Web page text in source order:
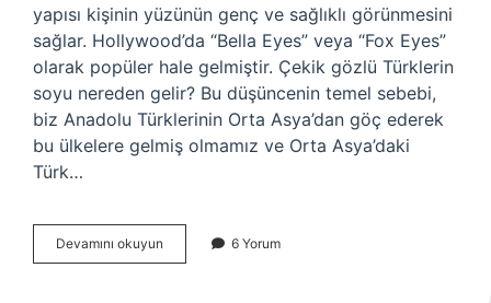
yapısı kişinin yüzünün genç ve sağlıklı görünmesini
sağlar. Hollywood’da “Bella Eyes” veya “Fox Eyes”
olarak popüler hale gelmiştir. Çekik gözlü Türklerin
soyu nereden gelir? Bu düşüncenin temel sebebi,
biz Anadolu Türklerinin Orta Asya’dan göç ederek
bu ülkelere gelmiş olmamız ve Orta Asya’daki
Türk…
Devamını okuyun
Gözlü
6 Yorum